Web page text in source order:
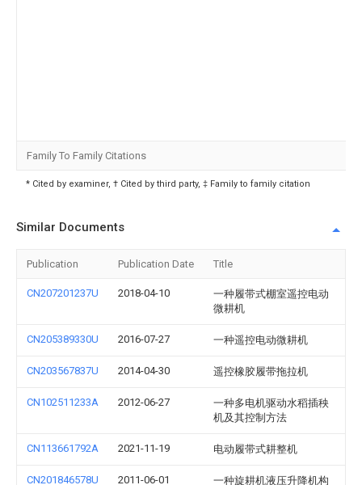
Family To Family Citations
* Cited by examiner, † Cited by third party, ‡ Family to family citation
Similar Documents
Publication Publication Date Title
CN207201237U 2018-04-10
一种履带式棚室遥控电动
微耕机
CN205389330U 2016-07-27 一种遥控电动微耕机
CN203567837U 2014-04-30 遥控橡胶履带拖拉机
CN102511233A 2012-06-27
一种多电机驱动水稻插秧
机及其控制方法
CN113661792A 2021-11-19 电动履带式耕整机
CN201846578U 2011-06-01 一种旋耕机液压升降机构